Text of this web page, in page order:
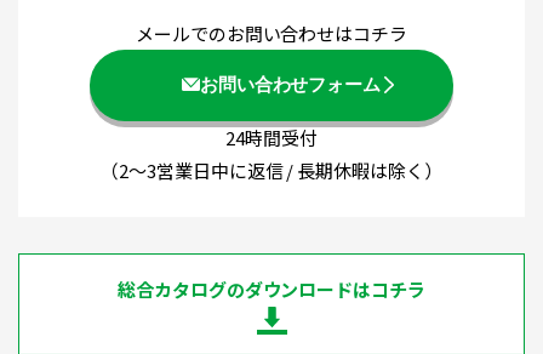
メールでのお問い合わせはコチラ
お問い合わせフォーム
24時間受付
（2～3営業日中に返信 / 長期休暇は除く）
総合カタログのダウンロードはコチラ